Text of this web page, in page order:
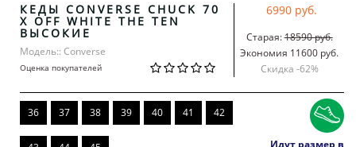
КЕДЫ CONVERSE CHUCK 70
X OFF WHITE THE TEN
ВЫСОКИЕ
Модель:: Converse
Оценка покупателей
6990 руб.
Старая:18590 руб.
Экономия 11600 руб.
Скидка -62%
36 37 38 39 40 41 42
Идут размер в